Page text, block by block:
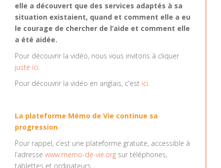
elle a découvert que des services adaptés à sa
situation existaient, quand et comment elle a eu
le courage de chercher de l’aide et comment elle
a été aidée.
Pour découvrir la vidéo, nous vous invitons à cliquer
juste ici.
Pour découvrir la vidéo en anglais, c'est ici.
La plateforme Mémo de Vie continue sa
progression
Pour rappel, c’est une plateforme gratuite, accessible à
l’adresse www.memo-de-vie.org sur téléphones,
tablettes et ordinateurs.